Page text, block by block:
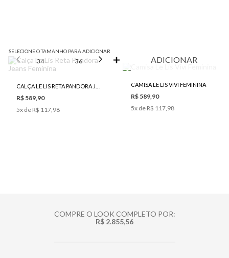
SELECIONE O TAMANHO PARA ADICIONAR
34 36 38 40 42
R$ 589,90
5x de R$ 117,98
ADICIONAR
CAMISA LE LIS VIVI FEMININA
R$ 589,90
5x de R$ 117,98
COMPRE O LOOK COMPLETO POR:
R$ 2.855,56